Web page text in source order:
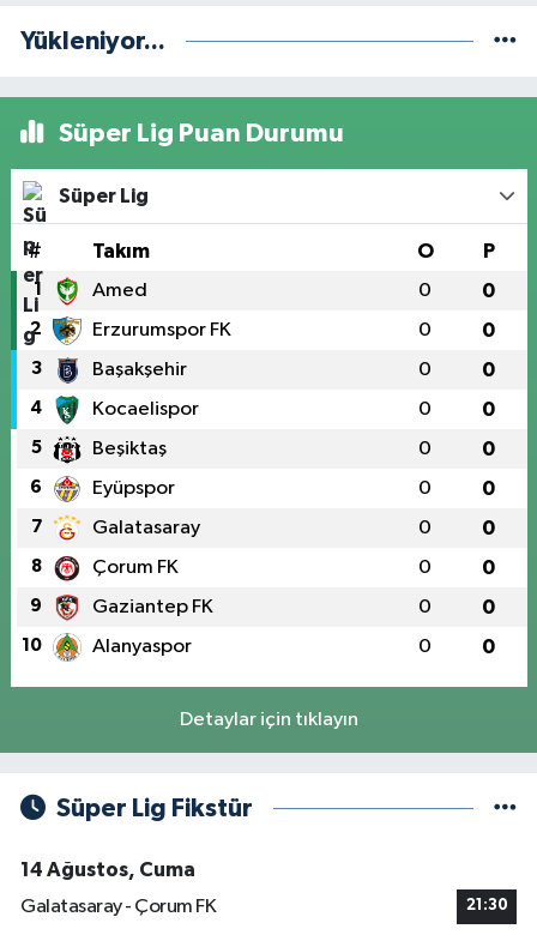
Yükleniyor...
Süper Lig Puan Durumu
Süper Lig
# Takım O P
1 Amed 0 0
2 Erzurumspor FK 0 0
3 Başakşehir 0 0
4 Kocaelispor 0 0
5 Beşiktaş 0 0
6 Eyüpspor 0 0
7 Galatasaray 0 0
8 Çorum FK 0 0
9 Gaziantep FK 0 0
10 Alanyaspor 0 0
Detaylar için tıklayın
Süper Lig Fikstür
14 Ağustos, Cuma
Galatasaray - Çorum FK
21:30